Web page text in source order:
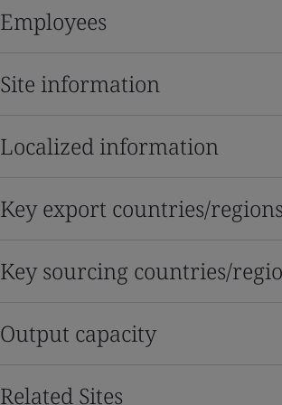
Employees
Site information
Localized information
Key export countries/regions
Key sourcing countries/
Output capacity
Related Sites